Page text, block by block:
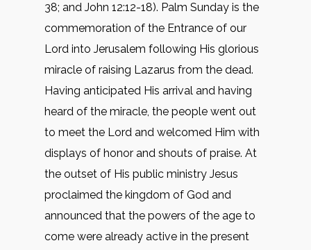
38; and John 12:12-18). Palm Sunday is the
commemoration of the Entrance of our
Lord into Jerusalem following His glorious
miracle of raising Lazarus from the dead.
Having anticipated His arrival and having
heard of the miracle, the people went out
to meet the Lord and welcomed Him with
displays of honor and shouts of praise. At
the outset of His public ministry Jesus
proclaimed the kingdom of God and
announced that the powers of the age to
come were already active in the present